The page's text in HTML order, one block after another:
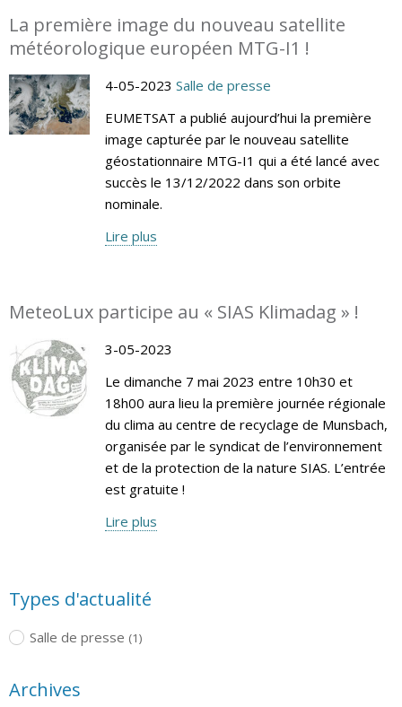
La première image du nouveau satellite
météorologique européen MTG-I1 !
4-05-2023 Salle de presse
EUMETSAT a publié aujourd’hui la première
image capturée par le nouveau satellite
géostationnaire MTG-I1 qui a été lancé avec
succès le 13/12/2022 dans son orbite
nominale.
Lire plus
MeteoLux participe au « SIAS Klimadag » !
3-05-2023
Le dimanche 7 mai 2023 entre 10h30 et
18h00 aura lieu la première journée régionale
du clima au centre de recyclage de Munsbach,
organisée par le syndicat de l’environnement
et de la protection de la nature SIAS. L’entrée
est gratuite !
Lire plus
Types d'actualité
Salle de presse (1)
Archives